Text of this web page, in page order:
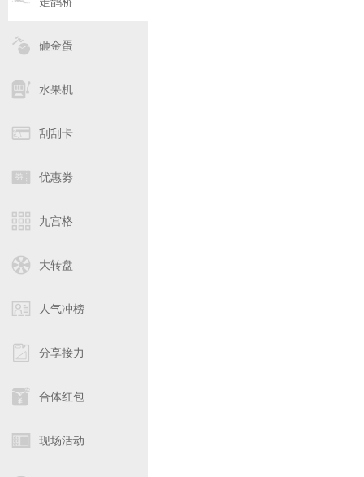
砸金蛋
水果机
刮刮卡
优惠劵
九宫格
大转盘
人气冲榜
分享接力
合体红包
现场活动